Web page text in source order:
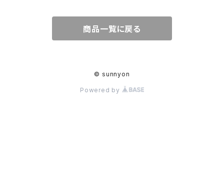
商品一覧に戻る
© sunnyon
Powered by